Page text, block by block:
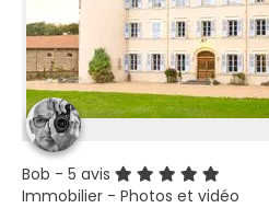
Bob - 5 avis
Immobilier - Photos et vidéo